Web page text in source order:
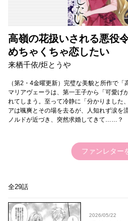
高嶺の花扱いされる悪役
めちゃくちゃ恋したい
来栖千依/炬とうや
（第2・4金曜更新）完璧な美貌と所作で
マリアヴェーラは、第一王子から「可愛げ
れてしまう。至って冷静に「分かりました
アは颯爽とその場を去るが、人知れず涙を
ノルドが近づき、突然求婚してきて……？
ファンレター
全29話
2026/05/22